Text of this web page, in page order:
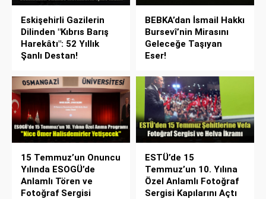
Eskişehirli Gazilerin
Dilinden "Kıbrıs Barış
Harekâtı": 52 Yıllık
Şanlı Destan!
BEBKA’dan İsmail Hakkı
Bursevî’nin Mirasını
Geleceğe Taşıyan
Eser!
15 Temmuz’un Onuncu
Yılında ESOGÜ’de
Anlamlı Tören ve
Fotoğraf Sergisi
ESTÜ’de 15
Temmuz’un 10. Yılına
Özel Anlamlı Fotoğraf
Sergisi Kapılarını Açtı